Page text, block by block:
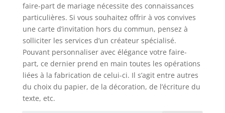
faire-part de mariage nécessite des connaissances
particulières. Si vous souhaitez offrir à vos convives
une carte d’invitation hors du commun, pensez à
solliciter les services d’un créateur spécialisé.
Pouvant personnaliser avec élégance votre faire-
part, ce dernier prend en main toutes les opérations
liées à la fabrication de celui-ci. Il s’agit entre autres
du choix du papier, de la décoration, de l’écriture du
texte, etc.